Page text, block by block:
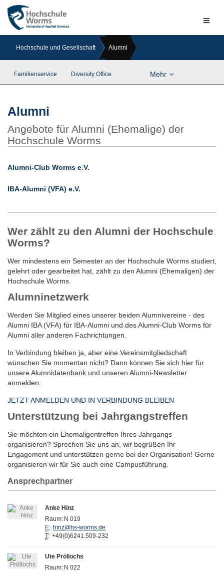
Hochschule und Gesellschaft Alumni
Familienservice Diversity Office Mehr
Alumni
Angebote für Alumni (Ehemalige) der
Hochschule Worms
Alumni-Club Worms e.V.
IBA-Alumni (VFA) e.V.
Wer zählt zu den Alumni der Hochschule
Worms?
Wer mindestens ein Semester an der Hochschule Worms studiert,
gelehrt oder gearbeitet hat, zählt zu den Alumni (Ehemaligen) der
Hochschule Worms.
Alumninetzwerk
Werden Sie Mitglied eines unserer beiden Alumnivereine - des
Alumni IBA (VFA) für IBA-Alumni und des Alumni-Club Worms für
Alumni aller anderen Fachrichtungen.
In Verbindung bleiben ja, aber eine Vereinsmitgliedschaft
wünschen Sie momentan nicht? Dann können Sie sich hier für
unsere Alumnidatenbank und unseren Alumni-Newsletter
anmelden:
JETZT ANMELDEN UND IN VERBINDUNG BLEIBEN
Unterstützung bei Jahrgangstreffen
Sie möchten ein Ehemaligentreffen Ihres Jahrgangs
organisieren? Sprechen Sie uns an, wir begrüßen Ihr
Engagement und unterstützen gerne bei der Organisation! Gerne
organisieren wir für Sie auch eine Campusführung.
Ansprechpartner
Anke Hinz
Raum: N 019
E: hinz@hs-worms.de
T: +49(0)6241.509-232
Ute Pröllochs
Raum: N 022